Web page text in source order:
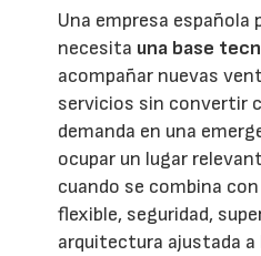
Una empresa española
necesita una base
acompañar nuevas
servicios sin convertir
demanda en una
ocupar un lugar
cuando se combina
flexible, seguridad,
arquitectura ajustada a